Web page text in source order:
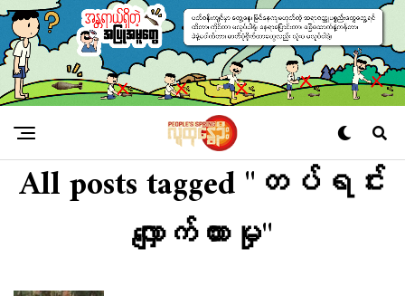
All posts tagged "တပ်ရင်း
လျှောက်ထားမှု"